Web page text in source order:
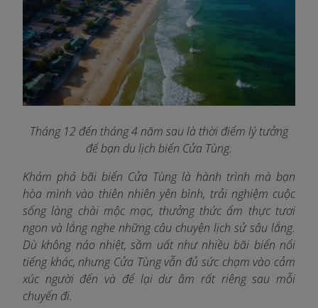
Tháng 12 đến tháng 4 năm sau là thời điểm lý tưởng
để bạn du lịch biển Cửa Tùng.
Khám phá bãi biển Cửa Tùng là hành trình mà bạn
hòa mình vào thiên nhiên yên bình, trải nghiệm cuộc
sống làng chài mộc mạc, thưởng thức ẩm thực tươi
ngon và lắng nghe những câu chuyện lịch sử sâu lắng.
Dù không náo nhiệt, sầm uất như nhiều bãi biển nổi
tiếng khác, nhưng Cửa Tùng vẫn đủ sức chạm vào cảm
xúc người đến và để lại dư âm rất riêng sau mỗi
chuyến đi.